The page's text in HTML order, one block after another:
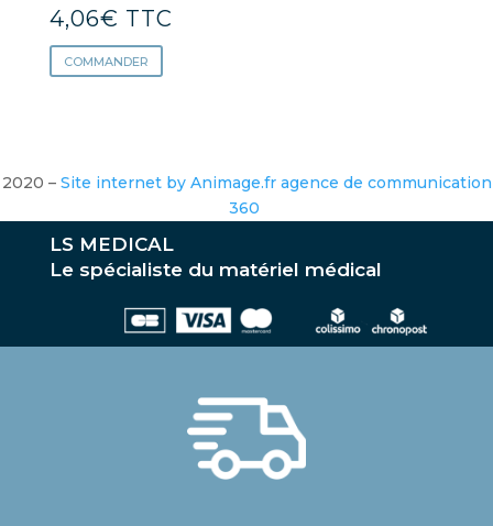
4,06€ TTC
COMMANDER
2020 – Site internet by Animage.fr agence de communication
360
LS MEDICAL
Le spécialiste du matériel médical